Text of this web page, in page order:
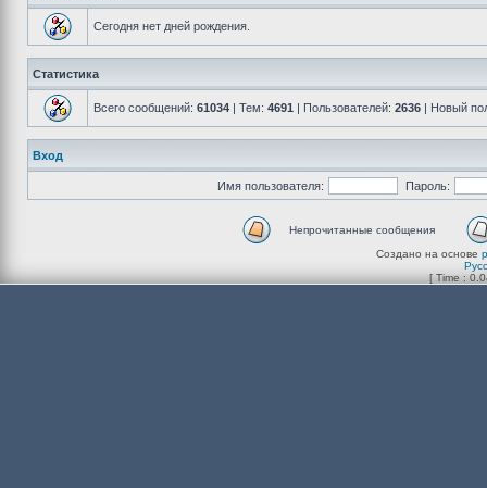
Сегодня нет дней рождения.
Статистика
Всего сообщений: 61034 | Тем: 4691 | Пользователей: 2636 | Новый
Вход
Имя пользователя: Пароль:
Непрочитанные сообщения
Создано на основе
[ Time :